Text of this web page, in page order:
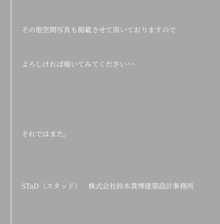
その他空間写真も掲載させて頂いておりますので
よろしければ覗いてみてください^^
それではまた。
STaD（スタッド） 株式会社鈴木貴博建築設計事務所